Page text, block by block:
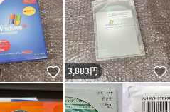
いいね！
3,883円